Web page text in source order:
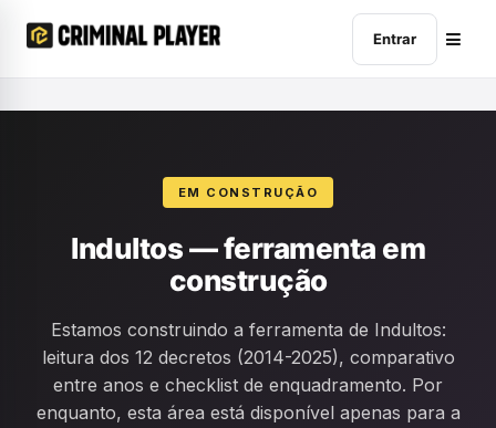
Entrar
EM CONSTRUÇÃO
Indultos — ferramenta em
construção
Estamos construindo a ferramenta de Indultos:
leitura dos 12 decretos (2014-2025), comparativo
entre anos e checklist de enquadramento. Por
enquanto, esta área está disponível apenas para a